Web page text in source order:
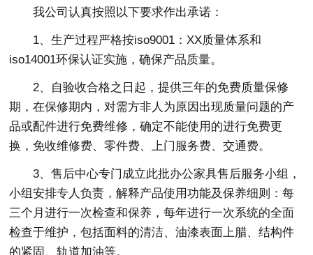
我公司认真按照以下要求作出承诺：
1、生产过程严格按iso9001：XX质量体系和
iso14001环保认证实施，确保产品质量。
2、自验收合格之日起，提供三年的免费质量保修
期，在保修期内，对需方非人为原因出现质量问题的产
品或配件进行免费维修，确定不能使用的进行免费更
换，免收维修费、零件费、上门服务费、交通费。
3、售后中心专门成立此批办公家具售后服务小组，
小组安排专人负责，解释产品使用功能及保养细则：每
三个月进行一次检查和保养，每年进行一次系统的全面
检查于维护，包括面料的清洁、油漆表面上腊、结构件
的紧固、轨道加油等。